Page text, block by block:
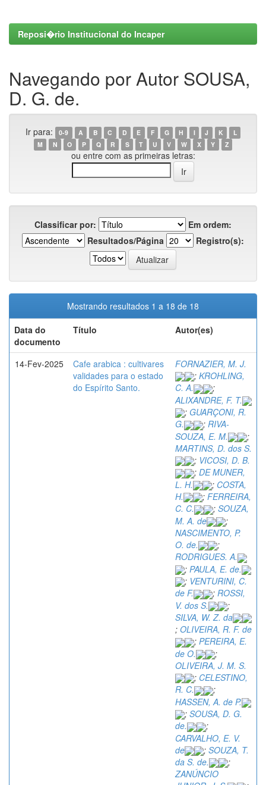
Reposi�rio Institucional do Incaper
Navegando por Autor SOUSA,
D. G. de.
Ir para: 0-9 A B C D E F G H I J K
L
M
N O P Q R S T U V W X Y Z
ou entre com as primeiras letras:
Classificar por:
Em ordem:
Resultados/Página
Registro(s):
Mostrando resultados 1 a 18 de 18
Data do
documento
Título Autor(es)
14-Fev-2025
Cafe arabica : cultivares
validades para o estado
do Espírito Santo.
FORNAZIER, M. J.
; KROHLING,
C. A.
;
ALIXANDRE, F. T.
; GUARÇONI, R.
G.
; RIVA-
SOUZA, E. M.
;
MARTINS, D. dos S.
; VICOSI, D. B.
; DE MUNER,
L. H.
; COSTA,
H.
; FERREIRA,
C. C.
; SOUZA,
M. A. de
;
NASCIMENTO, P.
O. de.
;
RODRIGUES. A.
; PAULA, E. de.
; VENTURINI, C.
de F.
; ROSSI,
V. dos S.
;
SILVA, W. Z. da
; OLIVEIRA, R. F. de
; PEREIRA, E.
de O.
;
OLIVEIRA, J. M. S.
; CELESTINO,
R. C.
;
HASSEN, A. de P.
; SOUSA, D. G.
de.
;
CARVALHO, E. V.
de
; SOUZA, T.
da S. de.
;
ZANÚNCIO